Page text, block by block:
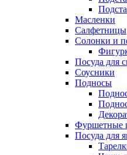
Масленки
Салфетницы
Солонки и
Посуда для
Соусники
Подносы
Фуршетные
Посуда для